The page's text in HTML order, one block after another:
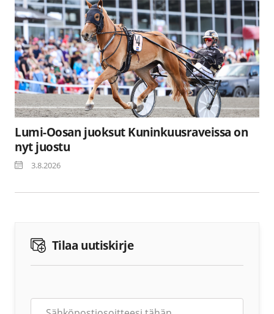
Lumi-Oosan juoksut Kuninkuusraveissa on
nyt juostu
3.8.2026
Tilaa uutiskirje